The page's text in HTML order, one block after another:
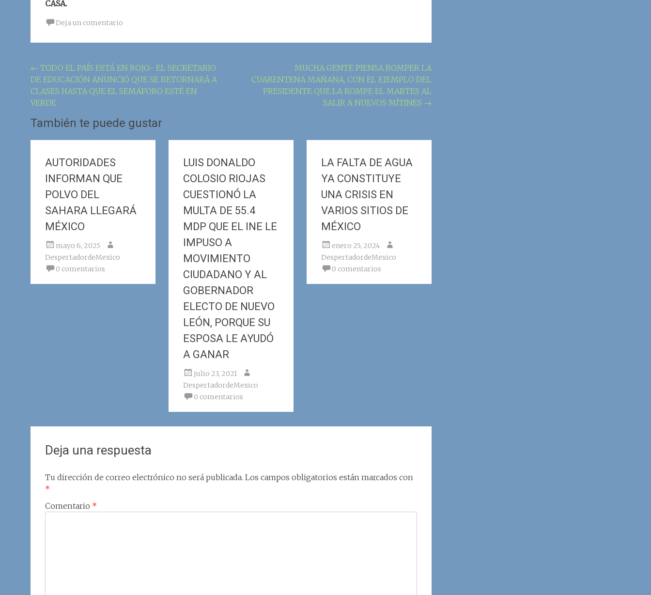
CASA.
Deja un comentario
Navegación
de
la
entrada
← TODO EL PAÍS ESTÁ EN ROJO.- EL SECRETARIO
DE EDUCACIÓN ANUNCIÓ QUE SE RETORNARÁ A
CLASES HASTA QUE EL SEMÁFORO ESTÉ EN
VERDE
MUCHA GENTE PIENSA ROMPER LA
CUARENTENA MAÑANA, CON EL EJEMPLO DEL
PRESIDENTE QUE LA ROMPE EL MARTES AL
SALIR A NUEVOS MÍTINES →
También te puede gustar
AUTORIDADES
INFORMAN QUE
POLVO DEL
SAHARA LLEGARÁ
MÉXICO
mayo 6, 2025
DespertadordeMexico
0 comentarios
LUIS DONALDO
COLOSIO RIOJAS
CUESTIONÓ LA
MULTA DE 55.4
MDP QUE EL INE LE
IMPUSO A
MOVIMIENTO
CIUDADANO Y AL
GOBERNADOR
ELECTO DE NUEVO
LEÓN, PORQUE SU
ESPOSA LE AYUDÓ
A GANAR
julio 23, 2021
DespertadordeMexico
0 comentarios
LA FALTA DE AGUA
YA CONSTITUYE
UNA CRISIS EN
VARIOS SITIOS DE
MÉXICO
enero 25, 2024
DespertadordeMexico
0 comentarios
Deja una respuesta
Tu dirección de correo electrónico no será publicada. Los campos obligatorios están marcados con
*
Comentario *